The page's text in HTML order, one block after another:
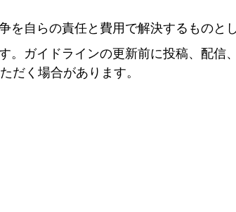
自らの責任と費用で解決するものとし
ガイドラインの更新前に投稿、配信
だく場合があります。